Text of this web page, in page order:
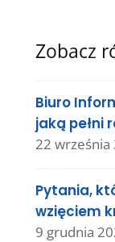
Zobacz
Biuro
jaką pełni
22 września
Pytania,
wzięciem
9 grudnia